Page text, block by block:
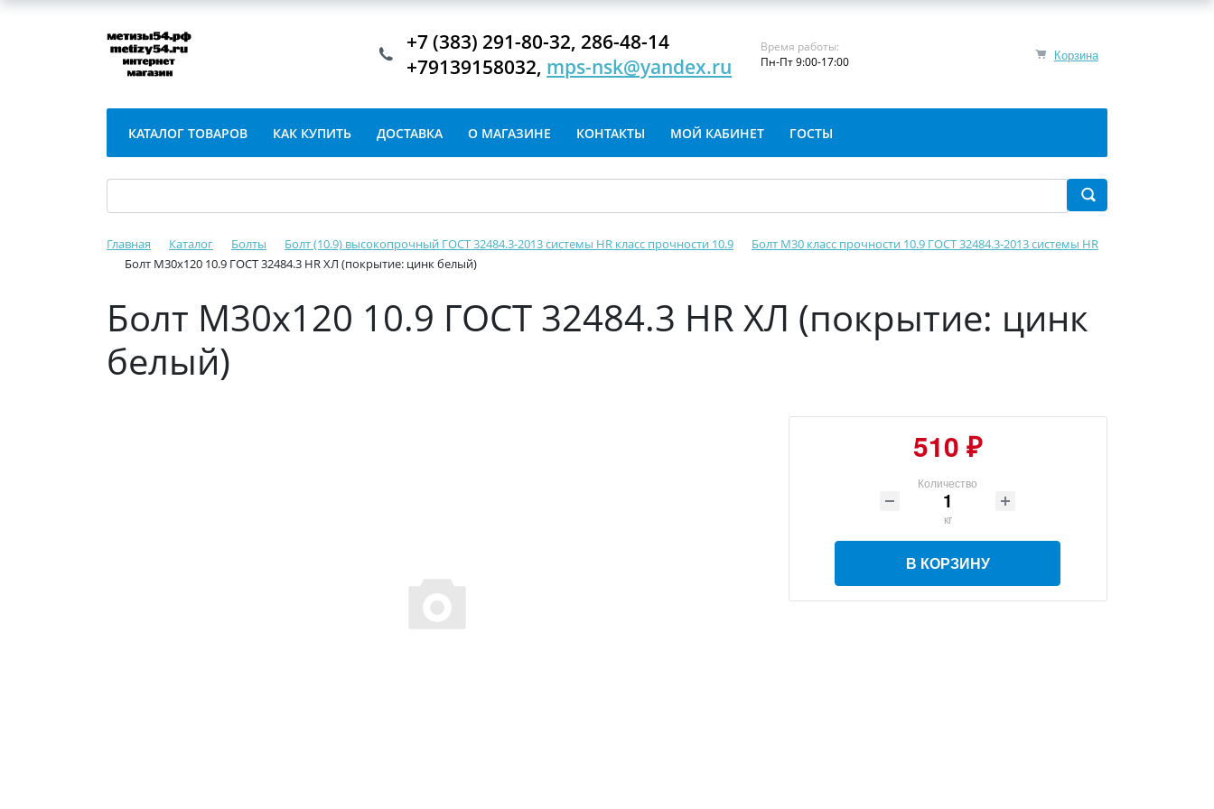
Корзина
+7 (383) 291-80-32, 286-48-14
+79139158032, mps-nsk@yandex.ru
Время работы:
Пн-Пт 9:00-17:00
КАТАЛОГ ТОВАРОВ КАК КУПИТЬ ДОСТАВКА О МАГАЗИНЕ КОНТАКТЫ МОЙ КАБИНЕТ ГОСТЫ
Главная Каталог Болты Болт (10.9) высокопрочный ГОСТ 32484.3-2013 системы HR класс прочности 10.9
Болт М30 класс прочности 10.9 ГОСТ 32484.3-2013 системы HR
Болт М30х120 10.9 ГОСТ 32484.3 HR ХЛ (покрытие: цинк белый)
Болт М30х120 10.9 ГОСТ 32484.3 HR ХЛ (покрытие: цинк
белый)
510 ₽
Количество
кг
В КОРЗИНУ